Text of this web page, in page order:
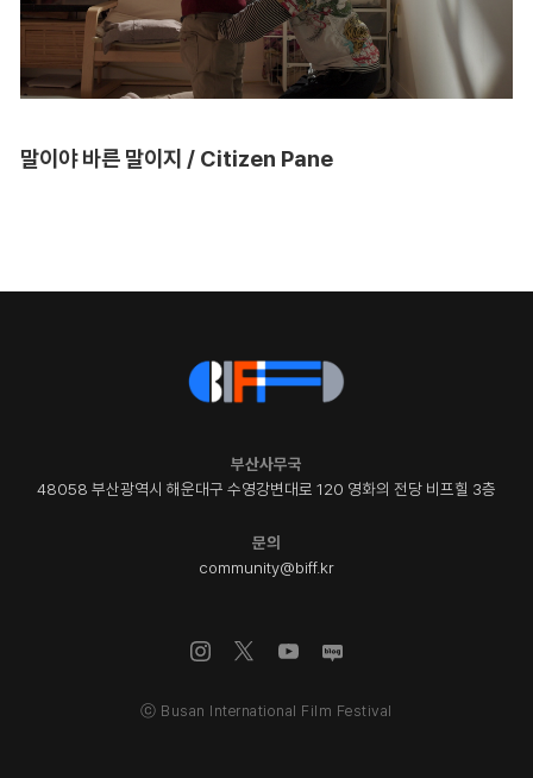
말이야 바른 말이지 / Citizen Pane
부산사무국
48058 부산광역시 해운대구 수영강변대로 120 영화의 전당 비프힐 3층
문의
community@biff.kr
ⓒ Busan International Film Festival